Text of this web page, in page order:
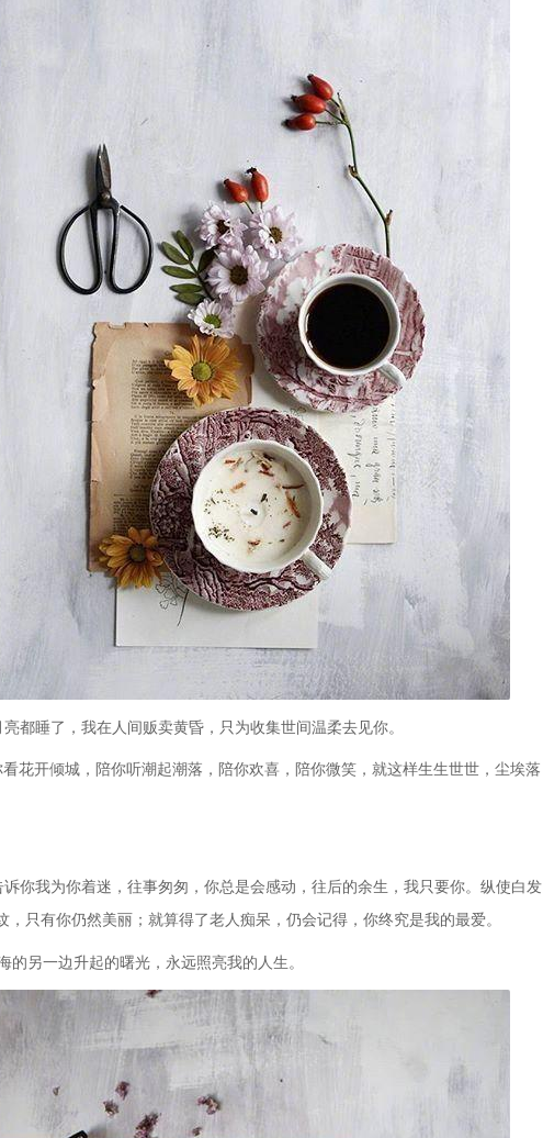
都睡了，我在人间贩卖黄昏，只为收集世间温柔去见你。
花开倾城，陪你听潮起潮落，陪你欢喜，陪你微笑，就这样生生世世，尘埃落
你我为你着迷，往事匆匆，你总是会感动，往后的余生，我只要你。纵使白发
只有你仍然美丽；就算得了老人痴呆，仍会记得，你终究是我的最爱。
另一边升起的曙光，永远照亮我的人生。